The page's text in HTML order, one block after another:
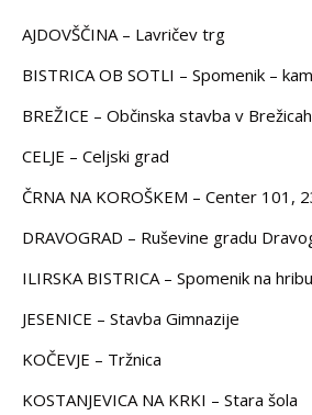
AJDOVŠČINA – Lavričev trg
BISTRICA OB SOTLI – Spomenik –
BREŽICE – Občinska stavba v Brežicah
CELJE – Celjski grad
ČRNA NA KOROŠKEM – Center 101,
DRAVOGRAD – Ruševine gradu
ILIRSKA BISTRICA – Spomenik na
JESENICE – Stavba Gimnazije
KOČEVJE – Tržnica
KOSTANJEVICA NA KRKI – Stara šola